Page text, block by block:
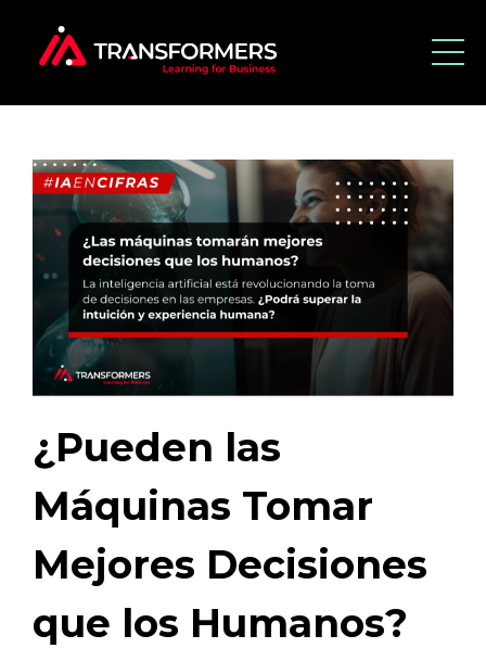
¿Pueden las
Máquinas Tomar
Mejores Decisiones
que los Humanos?